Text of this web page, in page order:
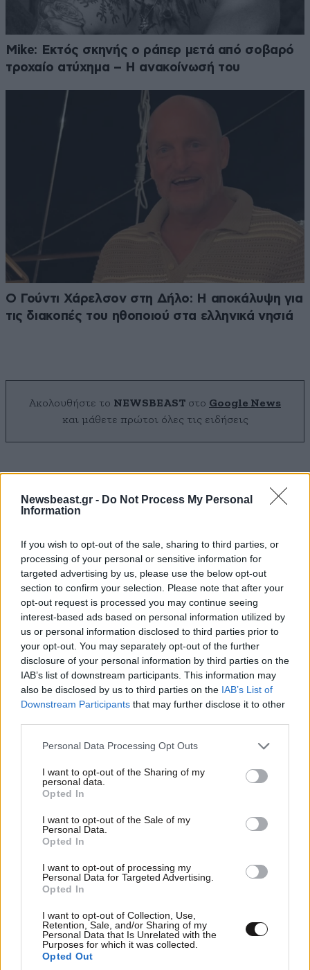
Newsbeast.gr - Do Not Process My Personal
Information
If you wish to opt-out of the sale, sharing to third parties, or
processing of your personal or sensitive information for
targeted advertising by us, please use the below opt-out
section to confirm your selection. Please note that after your
opt-out request is processed you may continue seeing
interest-based ads based on personal information utilized by
us or personal information disclosed to third parties prior to
your opt-out. You may separately opt-out of the further
disclosure of your personal information by third parties on the
IAB’s list of downstream participants. This information may
also be disclosed by us to third parties on the IAB’s List of
Downstream Participants that may further disclose it to other
Please note that this website/app uses one or more Google
not limited to your visit or usage behaviour. You may click to
grant or deny consent to Google and its third-party tags to
use your data for below specified purposes in below Google
consent section.
Personal Data Processing Opt Outs
I want to opt-out of the Sharing of my
personal data.
Opted In
I want to opt-out of the Sale of my
Personal Data.
Opted In
I want to opt-out of processing my
Personal Data for Targeted Advertising.
Opted In
I want to opt-out of Collection, Use,
Retention, Sale, and/or Sharing of my
Personal Data that Is Unrelated with the
Purposes for which it was collected.
Opted Out
Mike: Εκτός σκηνής ο ράπερ μετά από σοβαρό
τροχαίο ατύχημα – Η ανακοίνωσή του
Ο Γούντι Χάρελσον στη Δήλο: Η αποκάλυψη για
τις διακοπές του ηθοποιού στα ελληνικά νησιά
Ακολουθήστε το NEWSBEAST στο Google News
και μάθετε πρώτοι όλες τις ειδήσεις
0 ΣΧΌΛΙΑ ΑΝΑΓΝΩΣΤΏΝ
ΠΡΟΣΘΕΣΤΕ ΤΟ ΣΧΟΛΙΟ ΣΑΣ
Xαρακτήρες: 0/1000